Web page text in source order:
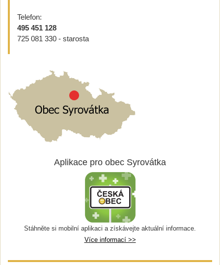
Telefon:
495 451 128
725 081 330 - starosta
Aplikace pro obec Syrovátka
Stáhněte si mobilní aplikaci a získávejte aktuální informace.
Více informací >>